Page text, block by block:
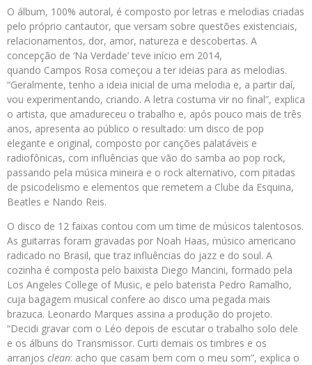
O álbum, 100% autoral, é composto por letras e melodias criadas
pelo próprio cantautor, que versam sobre questões existenciais,
relacionamentos, dor, amor, natureza e descobertas. A
concepção de ‘Na Verdade’ teve início em 2014,
quando Campos Rosa começou a ter ideias para as melodias.
“Geralmente, tenho a ideia inicial de uma melodia e, a partir daí,
vou experimentando, criando. A letra costuma vir no final”, explica
o artista, que amadureceu o trabalho e, após pouco mais de três
anos, apresenta ao público o resultado: um disco de pop
elegante e original, composto por canções palatáveis e
radiofônicas, com influências que vão do samba ao pop rock,
passando pela música mineira e o rock alternativo, com pitadas
de psicodelismo e elementos que remetem a Clube da Esquina,
Beatles e Nando Reis.
O disco de 12 faixas contou com um time de músicos talentosos.
As guitarras foram gravadas por Noah Haas, músico americano
radicado no Brasil, que traz influências do jazz e do soul. A
cozinha é composta pelo baixista Diego Mancini, formado pela
Los Angeles College of Music, e pelo baterista Pedro Ramalho,
cuja bagagem musical confere ao disco uma pegada mais
brazuca. Leonardo Marques assina a produção do projeto.
“Decidi gravar com o Léo depois de escutar o trabalho solo dele
e os álbuns do Transmissor. Curti demais os timbres e os
arranjos clean: acho que casam bem com o meu som”, explica o